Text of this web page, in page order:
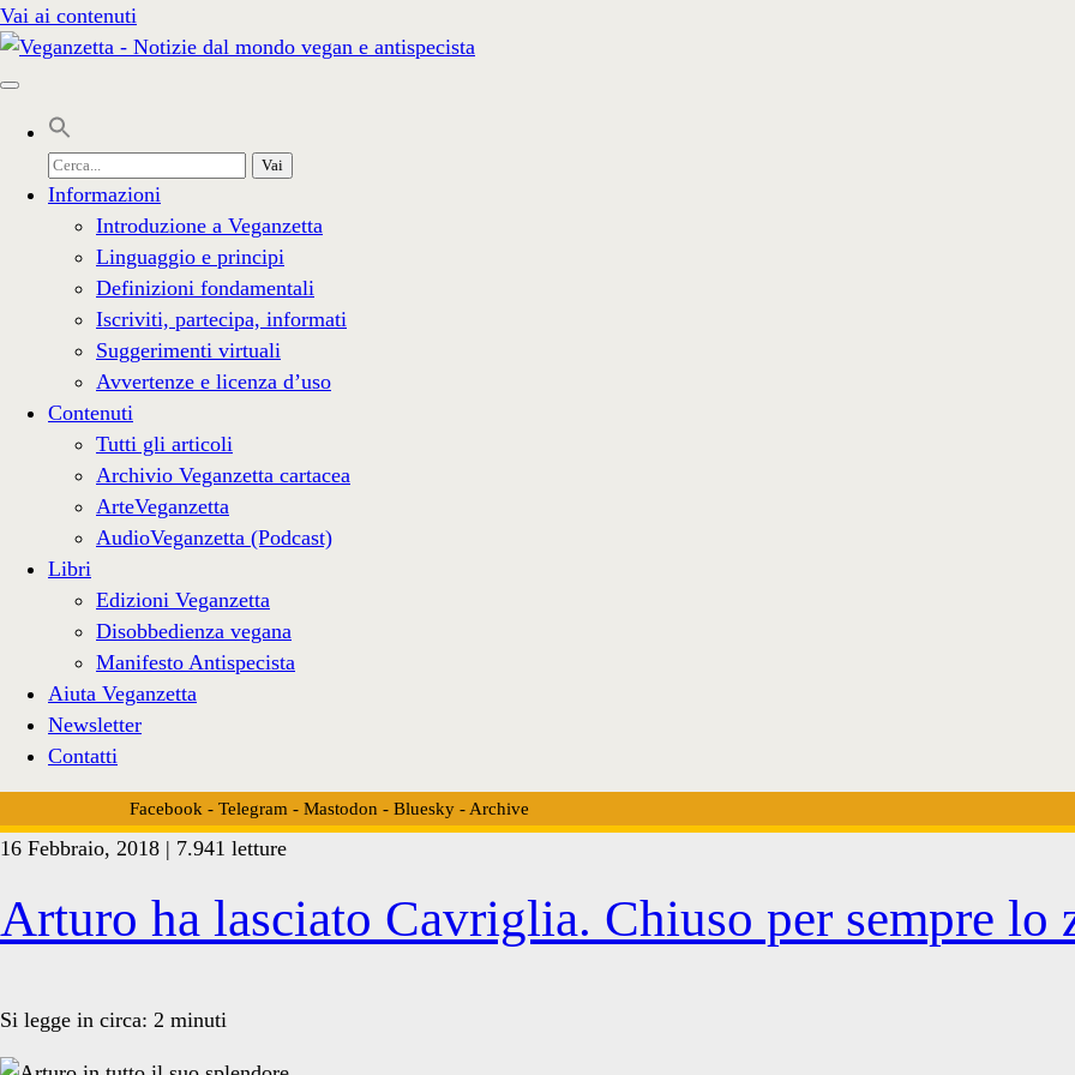
Vai ai contenuti
Cerca
per:
Informazioni
Introduzione a Veganzetta
Linguaggio e principi
Definizioni fondamentali
Iscriviti, partecipa, informati
Suggerimenti virtuali
Avvertenze e licenza d’uso
Contenuti
Tutti gli articoli
Archivio Veganzetta cartacea
ArteVeganzetta
AudioVeganzetta (Podcast)
Libri
Edizioni Veganzetta
Disobbedienza vegana
Manifesto Antispecista
Aiuta Veganzetta
Newsletter
Contatti
Facebook - Telegram - Mastodon - Bluesky- Archive
16 Febbraio, 2018 | 7.941 letture
Arturo ha lasciato Cavriglia. Chiuso per sempre lo
Si legge in circa: 2 minuti